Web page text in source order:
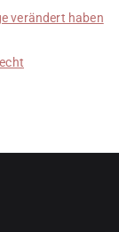
verändert haben